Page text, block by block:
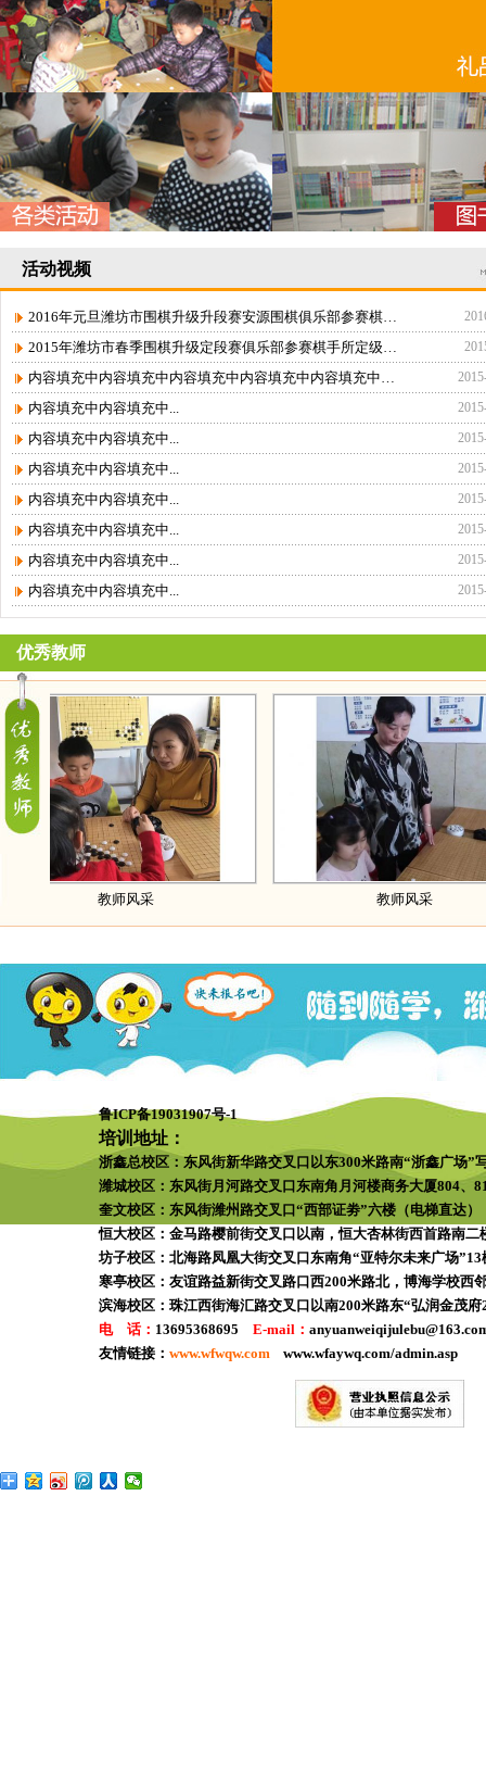
活动视频
2016年元旦潍坊市围棋升级升段赛安源围棋俱乐部参赛棋手成绩表
2015年潍坊市春季围棋升级定段赛俱乐部参赛棋手所定级、段位查询
内容填充中内容填充中内容填充中内容填充中内容填充中内容填充中...
内容填充中内容填充中...
内容填充中内容填充中...
内容填充中内容填充中...
内容填充中内容填充中...
内容填充中内容填充中...
内容填充中内容填充中...
内容填充中内容填充中...
优秀教师
教师风采 教师风采
鲁ICP备19031907号-1
培训地址：
浙鑫总校区： 东风街新华路交叉口以东300米路南“浙鑫广场”
潍城校区： 东风街月河路交叉口东南角月河楼商务大厦804、
奎文校区： 东风街潍州路交叉口“西部证劵”六楼（电梯直达）
恒大校区： 金马路樱前街交叉口以南，恒大杏林街西首路南二
坊子校区： 北海路凤凰大街交叉口东南角“亚特尔未来广场”13
寒亭校区： 友谊路益新街交叉路口西200米路北，博海学校西
滨海校区： 珠江西街海汇路交叉口以南200米路东“弘润金茂
电 话： 13695368695 E-mail：
友情链接： www.wfwqw.com www.wfaywq.com/admin.asp